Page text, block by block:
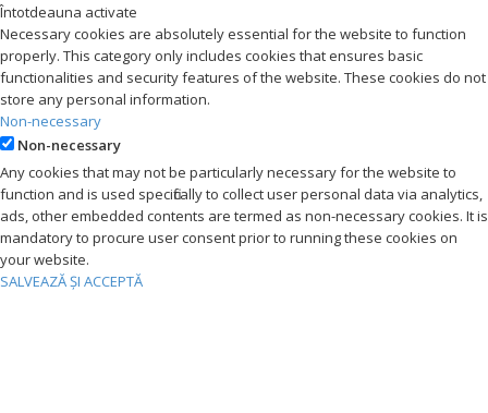
Întotdeauna activate
Necessary cookies are absolutely essential for the website to function
properly. This category only includes cookies that ensures basic
functionalities and security features of the website. These cookies do not
store any personal information.
Non-necessary
Non-necessary
Any cookies that may not be particularly necessary for the website to
function and is used specifically to collect user personal data via analytics,
ads, other embedded contents are termed as non-necessary cookies. It is
mandatory to procure user consent prior to running these cookies on
your website.
SALVEAZĂ ȘI ACCEPTĂ